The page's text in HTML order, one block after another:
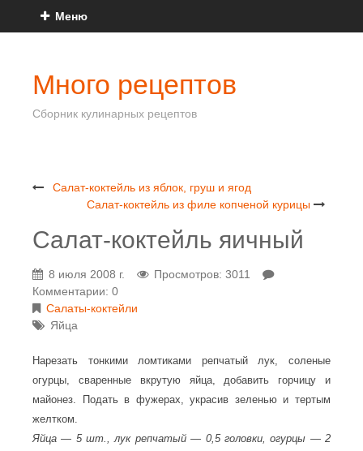
Меню
Много рецептов
Сборник кулинарных рецептов
Салат-коктейль из яблок, груш и ягод
Салат-коктейль из филе копченой курицы
Салат-коктейль яичный
8 июля 2008 г.
Просмотров: 3011
Комментарии: 0
Салаты-коктейли
Яйца
Нарезать тонкими ломтиками репчатый лук, соленые
огурцы, сваренные вкрутую яйца, добавить горчицу и
майонез. Подать в фужерах, украсив зеленью и тертым
желтком.
Яйца — 5 шт., лук репчатый — 0,5 головки, огурцы — 2